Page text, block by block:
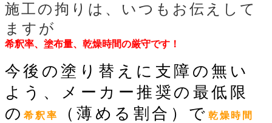
施工の拘りは、いつもお伝えして
ますが
希釈率、塗布量、乾燥時間の厳守です！
今後の塗り替えに支障の無い
よう、メーカー推奨の最低限
の希釈率 （薄める割合）で 乾燥時間